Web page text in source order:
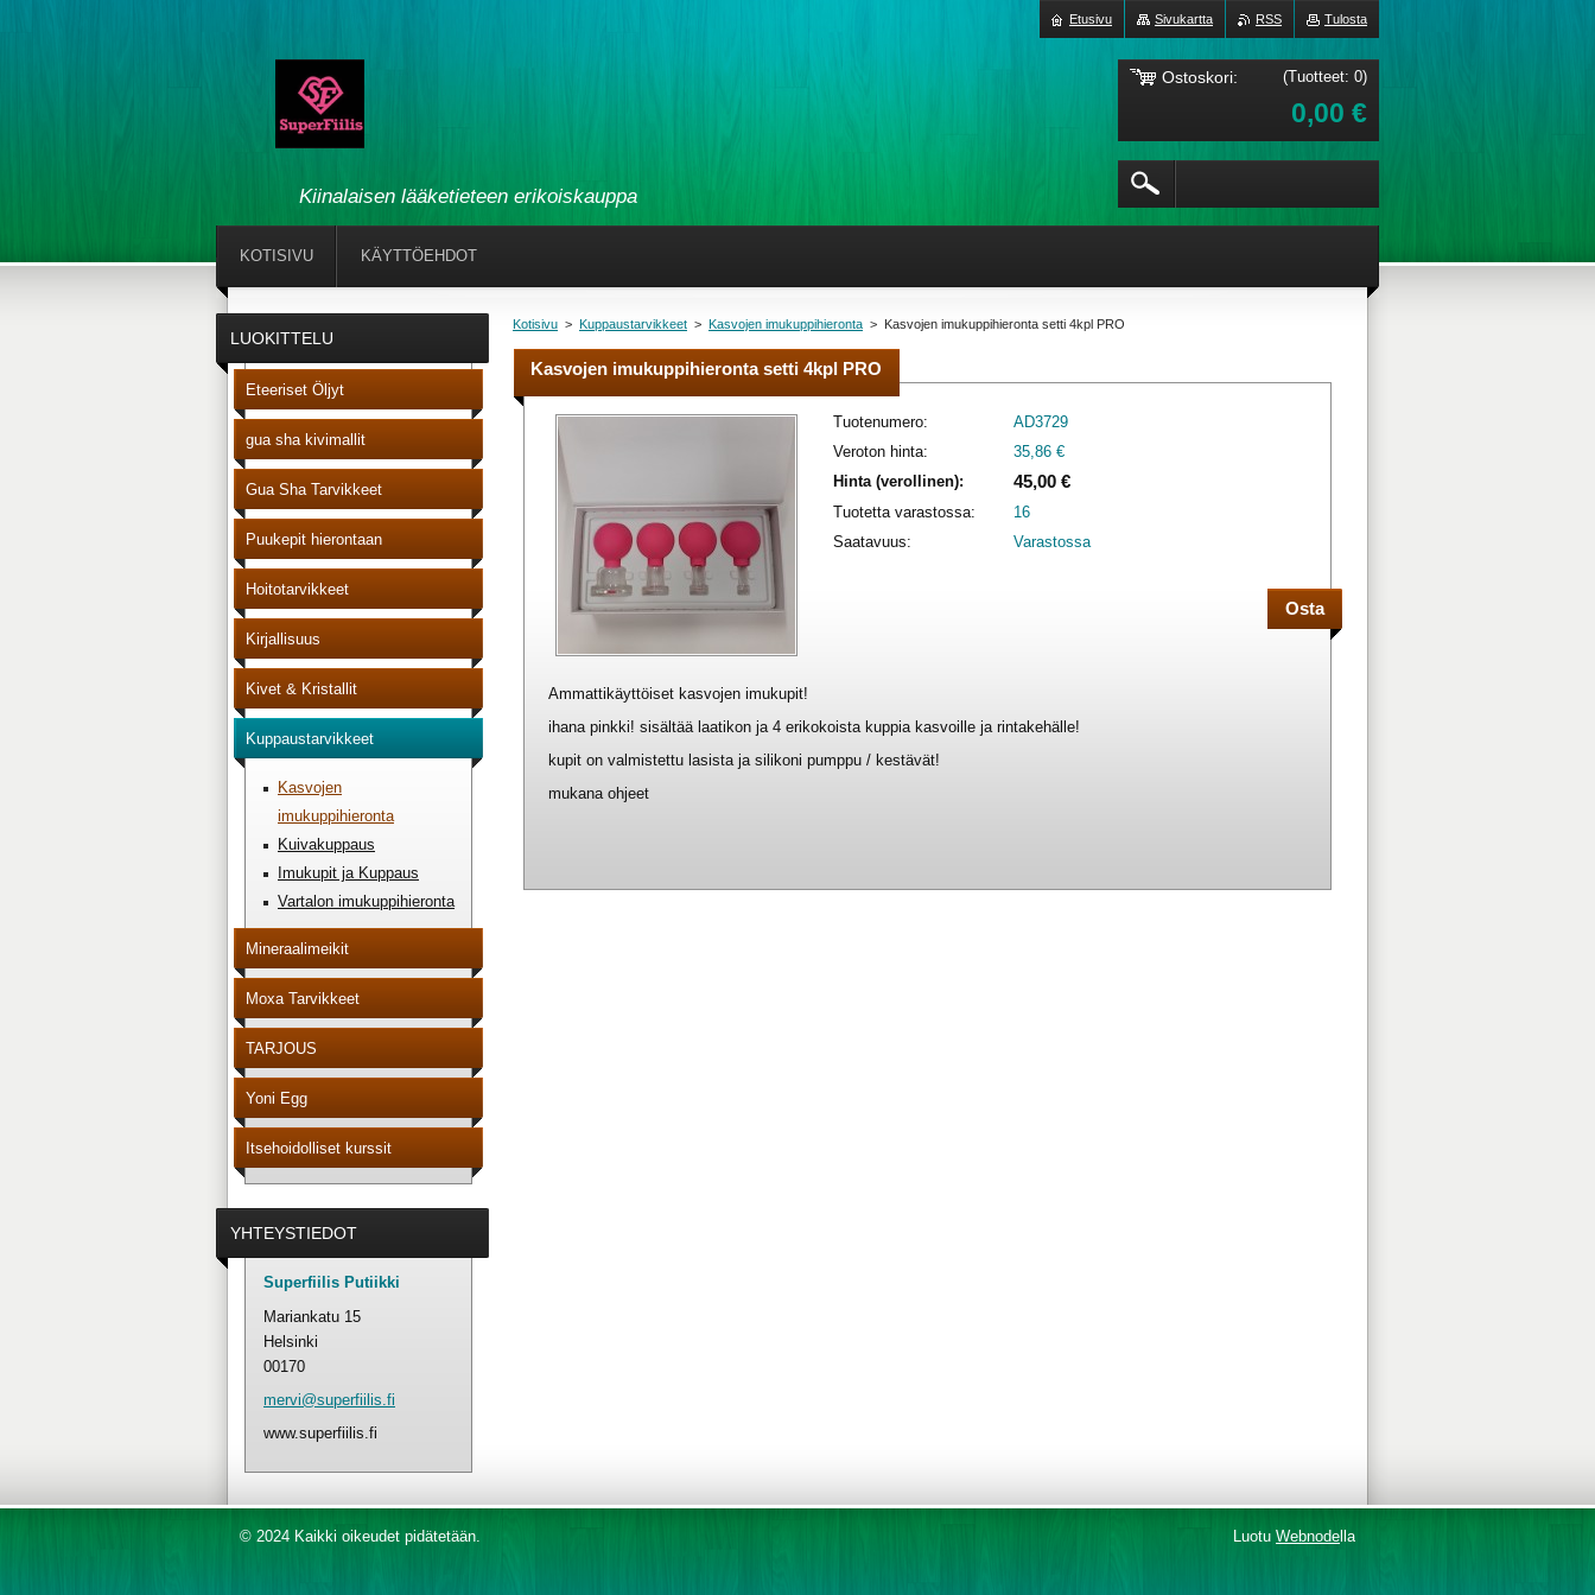
Kiinalaisen lääketieteen erikoiskauppa
Kotisivu > Kuppaustarvikkeet > Kasvojen imukuppihieronta > Kasvojen imukuppihieronta setti 4kpl PRO
Kasvojen imukuppihieronta setti 4kpl PRO
Tuotenumero:
AD3729
Veroton hinta:
35,86 €
Hinta (verollinen):
45,00 €
Tuotetta varastossa:
16
Saatavuus:
Varastossa
Ammattikäyttöiset kasvojen imukupit!
ihana pinkki! sisältää laatikon ja 4 erikokoista kuppia kasvoille ja rintakehälle!
kupit on valmistettu lasista ja silikoni pumppu / kestävät!
mukana ohjeet
LUOKITTELU
Eteeriset Öljyt
gua sha kivimallit
Gua Sha Tarvikkeet
Puukepit hierontaan
Hoitotarvikkeet
Kirjallisuus
Kivet & Kristallit
Kuppaustarvikkeet
Kasvojen
imukuppihieronta
Kuivakuppaus
Imukupit ja Kuppaus
Vartalon imukuppihieronta
Mineraalimeikit
Moxa Tarvikkeet
TARJOUS
Yoni Egg
Itsehoidolliset kurssit
YHTEYSTIEDOT
Superfiilis Putiikki
Mariankatu 15
Helsinki
00170
mervi@superfiilis.fi
www.superfiilis.fi
KOTISIVU KÄYTTÖEHDOT
Tulosta
RSS
Sivukartta
Etusivu
Ostoskori: (Tuotteet: 0)
0,00 €
© 2024 Kaikki oikeudet pidätetään. Luotu Webnode lla